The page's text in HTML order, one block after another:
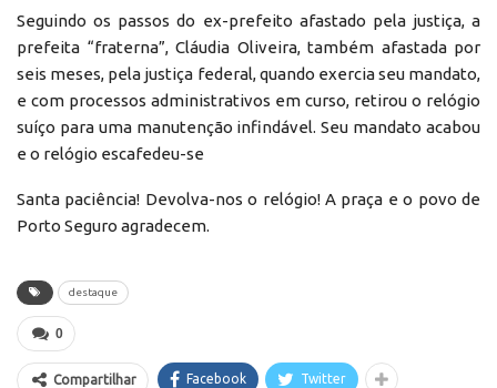
Seguindo os passos do ex-prefeito afastado pela justiça, a
prefeita “fraterna”, Cláudia Oliveira, também afastada por
seis meses, pela justiça federal, quando exercia seu mandato,
e com processos administrativos em curso, retirou o relógio
suíço para uma manutenção infindável. Seu mandato acabou
e o relógio escafedeu-se
Santa paciência! Devolva-nos o relógio! A praça e o povo de
Porto Seguro agradecem.
destaque
0
Compartilhar Facebook Twitter